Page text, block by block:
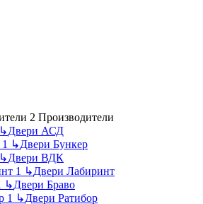
Производители
↳Двери АСД
↳Двери Бункер
↳Двери ВДК
↳Двери Лабиринт
↳Двери Браво
↳Двери Ратибор